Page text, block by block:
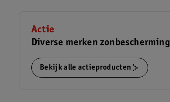
Actie
Diverse merken zonbescherming
Bekijk alle actieproducten